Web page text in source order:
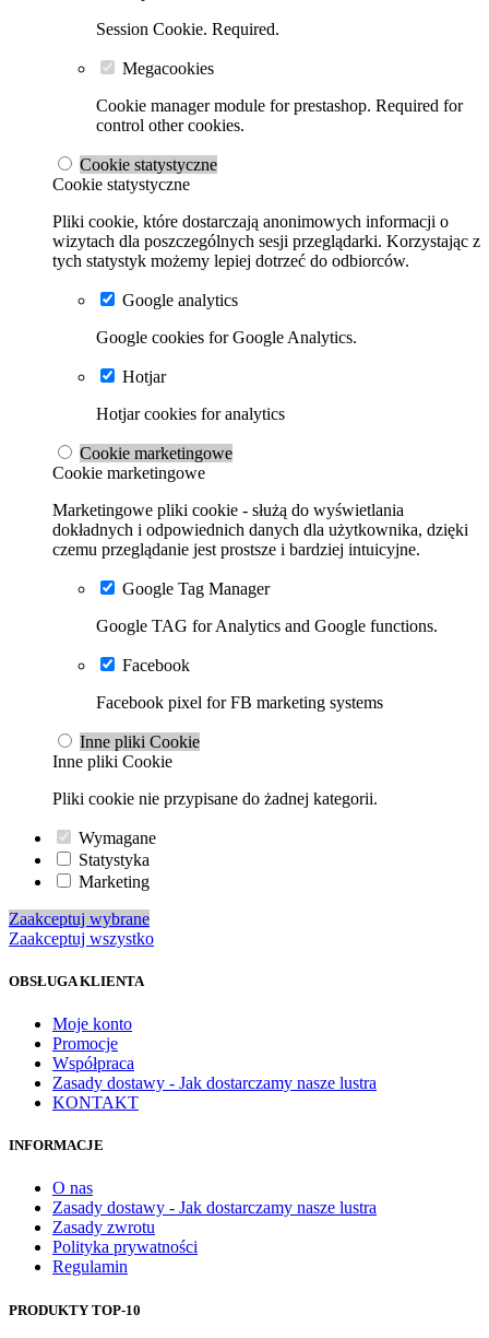
Session Cookie. Required.
Megacookies
Cookie manager module for prestashop. Required for
control other cookies.
Cookie statystyczne
Cookie statystyczne
Pliki cookie, które dostarczają anonimowych informacji o
wizytach dla poszczególnych sesji przeglądarki. Korzystając z
tych statystyk możemy lepiej dotrzeć do odbiorców.
Google analytics
Google cookies for Google Analytics.
Hotjar
Hotjar cookies for analytics
Cookie marketingowe
Cookie marketingowe
Marketingowe pliki cookie - służą do wyświetlania
dokładnych i odpowiednich danych dla użytkownika, dzięki
czemu przeglądanie jest prostsze i bardziej intuicyjne.
Google Tag Manager
Google TAG for Analytics and Google functions.
Facebook
Facebook pixel for FB marketing systems
Inne pliki Cookie
Inne pliki Cookie
Pliki cookie nie przypisane do żadnej kategorii.
Wymagane
Statystyka
Marketing
Zaakceptuj wybrane
Zaakceptuj wszystko
OBSŁUGA KLIENTA
Moje konto
Promocje
Współpraca
Zasady dostawy - Jak dostarczamy nasze lustra
KONTAKT
INFORMACJE
O nas
Zasady dostawy - Jak dostarczamy nasze lustra
Zasady zwrotu
Polityka prywatności
Regulamin
PRODUKTY TOP-10